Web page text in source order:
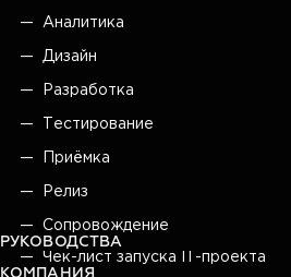
Аналитика
Дизайн
Разработка
Тестирование
Приёмка
Релиз
Сопровождение
РУКОВОДСТВА
Чек-лист запуска IT-проекта
КОМПАНИЯ